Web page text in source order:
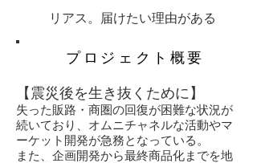
リアス。届けたい理由がある
プロジェクト概要
【震災後を生き抜くために】
失った販路・商圏の回復が困難な状況が
続いており、オムニチャネルな活動やマ
ーケット開発が急務となっている。
また、企画開発から最終商品化までを地